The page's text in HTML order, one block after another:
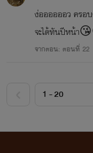
ง่ออออออว ครอ
จะได้ทันปีหน้า
จากตอน: ตอนที่ 22